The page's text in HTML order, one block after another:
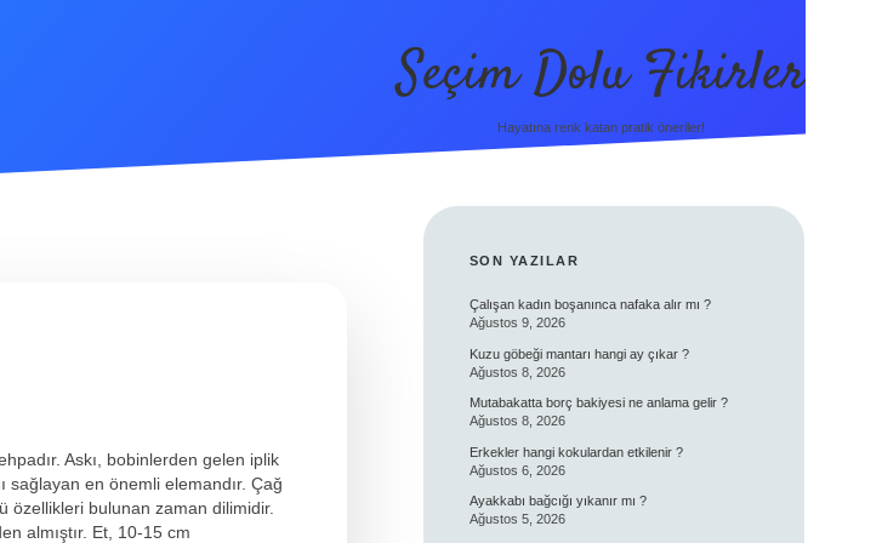
Seçim Dolu Fikirler
Hayatına renk katan pratik öneriler!
Askı, bobinlerden gelen iplik
sağlayan en önemli elemandır. Çağ
özellikleri bulunan zaman dilimidir.
almıştır. Et, 10-15 cm
SIDEBAR
SON YAZILAR
Çalışan kadın boşanınca nafaka alır mı ?
Ağustos 9, 2026
Kuzu göbeği mantarı hangi ay çıkar ?
Ağustos 8, 2026
Mutabakatta borç bakiyesi ne anlama gelir ?
Ağustos 8, 2026
Erkekler hangi kokulardan etkilenir ?
Ağustos 6, 2026
Ayakkabı bağcığı yıkanır mı ?
Ağustos 5, 2026